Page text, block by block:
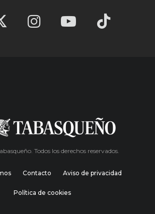
Todos los derechos reservados.
Contacto Aviso de privacidad
Política de cookies